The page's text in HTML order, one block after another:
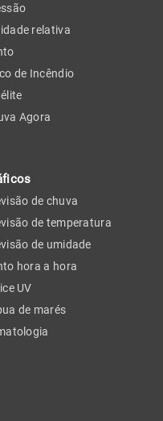
relativa
de Incêndio
Agora
de chuva
de temperatura
de umidade
hora a hora
UV
de marés